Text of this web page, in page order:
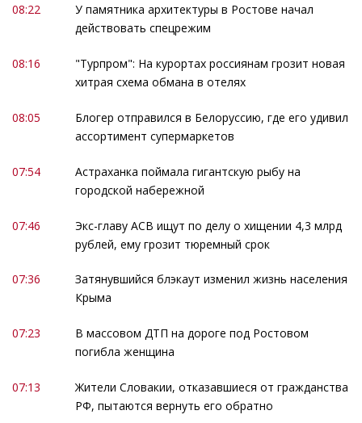
08:22
У памятника архитектуры в Ростове начал
действовать спецрежим
08:16
"Турпром": На курортах россиянам грозит новая
хитрая схема обмана в отелях
08:05
Блогер отправился в Белоруссию, где его удивил
ассортимент супермаркетов
07:54
Астраханка поймала гигантскую рыбу на
городской набережной
07:46
Экс-главу АСВ ищут по делу о хищении 4,3 млрд
рублей, ему грозит тюремный срок
07:36
Затянувшийся блэкаут изменил жизнь населения
Крыма
07:23
В массовом ДТП на дороге под Ростовом
погибла женщина
07:13
Жители Словакии, отказавшиеся от гражданства
РФ, пытаются вернуть его обратно